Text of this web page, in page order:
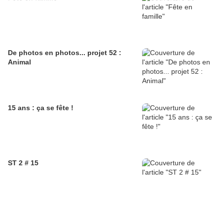
De photos en photos... projet 52 :
Animal
15 ans : ça se fête !
ST 2 # 15